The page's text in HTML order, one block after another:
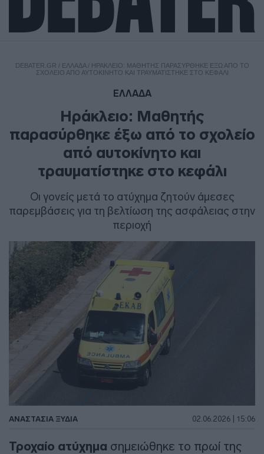
DEBATER.GR / ΕΛΛΑΔΑ/ ΗΡΆΚΛΕΙΟ: ΜΑΘΗΤΉΣ ΠΑΡΑΣΎΡΘΗΚΕ ΈΞΩ ΑΠΌ ΤΟ
ΣΧΟΛΕΊΟ ΑΠΌ ΑΥΤΟΚΊΝΗΤΟ ΚΑΙ ΤΡΑΥΜΑΤΊΣΤΗΚΕ ΣΤΟ ΚΕΦΆΛΙ
ΕΛΛΑΔΑ
Ηράκλειο: Μαθητής
παρασύρθηκε έξω από το σχολείο
από αυτοκίνητο και
τραυματίστηκε στο κεφάλι
Οι γονείς μετά το ατύχημα ζητούν άμεσες
παρεμβάσεις για τη βελτίωση της ασφάλειας στην
περιοχή
ΑΝΑΣΤΑΣΊΑ ΞΥΔΙΆ 02.06.2026 | 15:06
Τροχαίο ατύχημα σημειώθηκε το πρωί της